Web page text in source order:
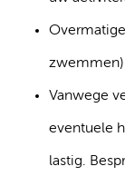
zwemmen)
Vanwege
eventuele
lastig.